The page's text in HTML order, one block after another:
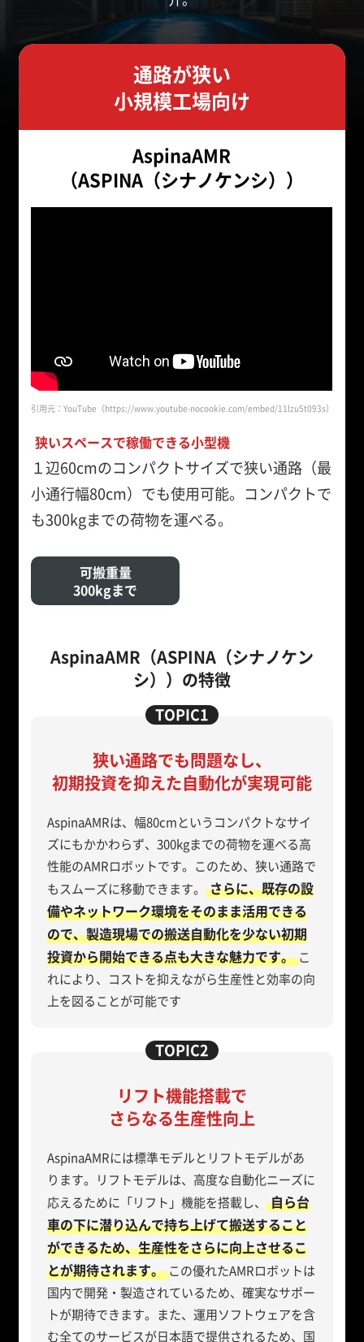
通路が狭い
小規模工場向け
AspinaAMR
（ASPINA（シナノケンシ））
引用元：YouTube（https://www.youtube-nocookie.com/embed/11lzu5t093s）
狭いスペースで稼働できる小型機
１辺60cmのコンパクトサイズで狭い通路（最
小通行幅80cm）でも使用可能。コンパクトで
も300kgまでの荷物を運べる。
可搬重量
300kgまで
AspinaAMR（ASPINA（シナノケン
シ））の特徴
狭い通路でも問題なし、
初期投資を抑えた自動化が実現可能
AspinaAMRは、幅80cmというコンパクトなサイ
ズにもかかわらず、300kgまでの荷物を運べる高
性能のAMRロボットです。このため、狭い通路で
もスムーズに移動できます。 さらに、既存の設
備やネットワーク環境をそのまま活用できる
ので、製造現場での搬送自動化を少ない初期
投資から開始できる点も大きな魅力です。 こ
れにより、コストを抑えながら生産性と効率の向
上を図ることが可能です
リフト機能搭載で
さらなる生産性向上
AspinaAMRには標準モデルとリフトモデルがあ
ります。リフトモデルは、高度な自動化ニーズに
応えるために「リフト」機能を搭載し、 自ら台
車の下に潜り込んで持ち上げて搬送すること
ができるため、生産性をさらに向上させるこ
とが期待されます。 この優れたAMRロボットは
国内で開発・製造されているため、確実なサポー
トが期待できます。また、運用ソフトウェアを含
む全てのサービスが日本語で提供されるため、国